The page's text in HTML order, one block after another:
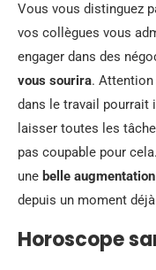
Vous vous distinguez
vos collègues vous
engager dans des
vous sourira.
dans le travail pourrait
laisser toutes les
pas coupable pour
une belle
depuis un moment
Horoscope